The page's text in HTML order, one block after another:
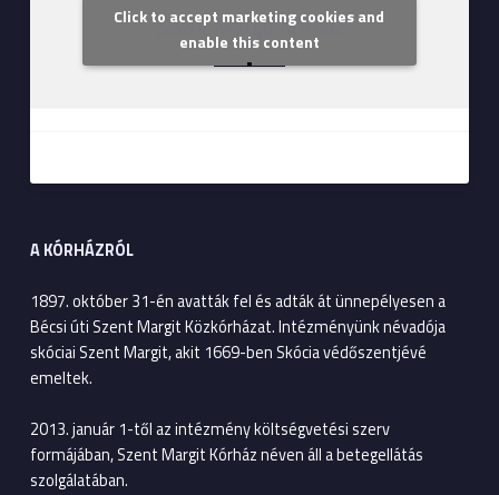
Szent Margit Kórház
Click to accept marketing cookies and
enable this content
A KÓRHÁZRÓL
1897. október 31-én avatták fel és adták át ünnepélyesen a
Bécsi úti Szent Margit Közkórházat. Intézményünk névadója
skóciai Szent Margit, akit 1669-ben Skócia védőszentjévé
emeltek.
2013. január 1-től az intézmény költségvetési szerv
formájában, Szent Margit Kórház néven áll a betegellátás
szolgálatában.